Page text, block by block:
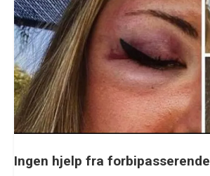
Ingen hjelp fra forbipasserende